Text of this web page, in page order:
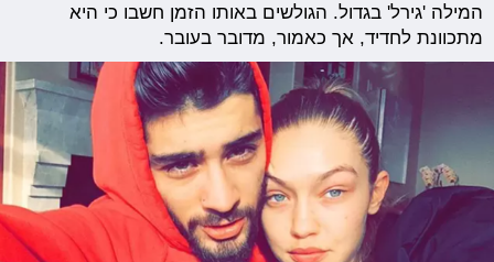
המילה 'גירל' בגדול. הגולשים באותו הזמן חשבו כי היא
מתכוונת לחדיד, אך כאמור, מדובר בעובר.